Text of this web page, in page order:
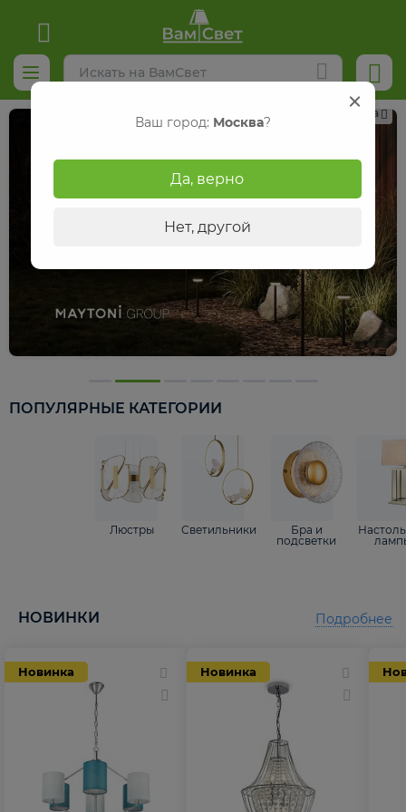
Реклама
ПОПУЛЯРНЫЕ КАТЕГОРИИ
Люстры Светильники
Бра и
подсветки
НОВИНКИ
Новинка Новинка
Подробнее
Ваш город: Москва?
Да, верно
Нет, другой